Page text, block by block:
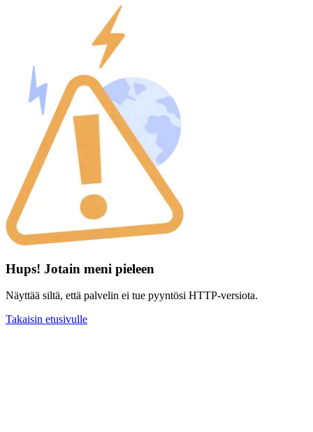
Hups! Jotain meni pieleen
Näyttää siltä, että palvelin ei tue pyyntösi HTTP-versiota.
Takaisin etusivulle